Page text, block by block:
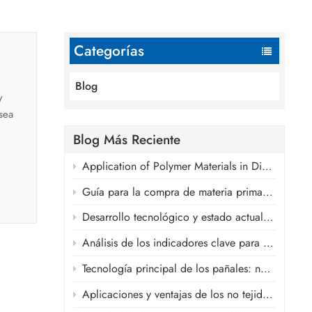
Categorías
Blog
Blog Más Reciente
Application of Polymer Materials in Disposable Absorbent Hygiene Products
Guía para la compra de materia prima para compresas sanitarias
Desarrollo tecnológico y estado actual de las cintas frontales, las cintas laterales y los materiales de la cintura elástica de los pañales.
Análisis de los indicadores clave para las películas transpirables de la capa posterior en pañales
Tecnología principal de los pañales: núcleo absorbente SAP ultrafino.
Aplicaciones y ventajas de los no tejidos spunlace en productos de higiene.
el